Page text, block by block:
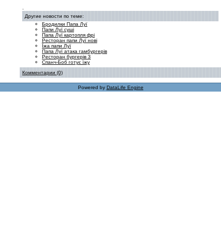
.
Другие новости по теме:
Бродилки Папа Луї
Папи Луї суші
Папа Луї картопля фрі
Ресторан папи Луї нові
Їжа папи Луї
Папа Луї атака гамбургерів
Ресторан бургерів 3
Спанч-Боб готує їжу
Комментарии (0)
Powered by DataLife Engine